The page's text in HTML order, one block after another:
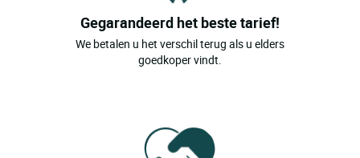
Gegarandeerd het beste tarief!
We betalen u het verschil terug als u elders
goedkoper vindt.